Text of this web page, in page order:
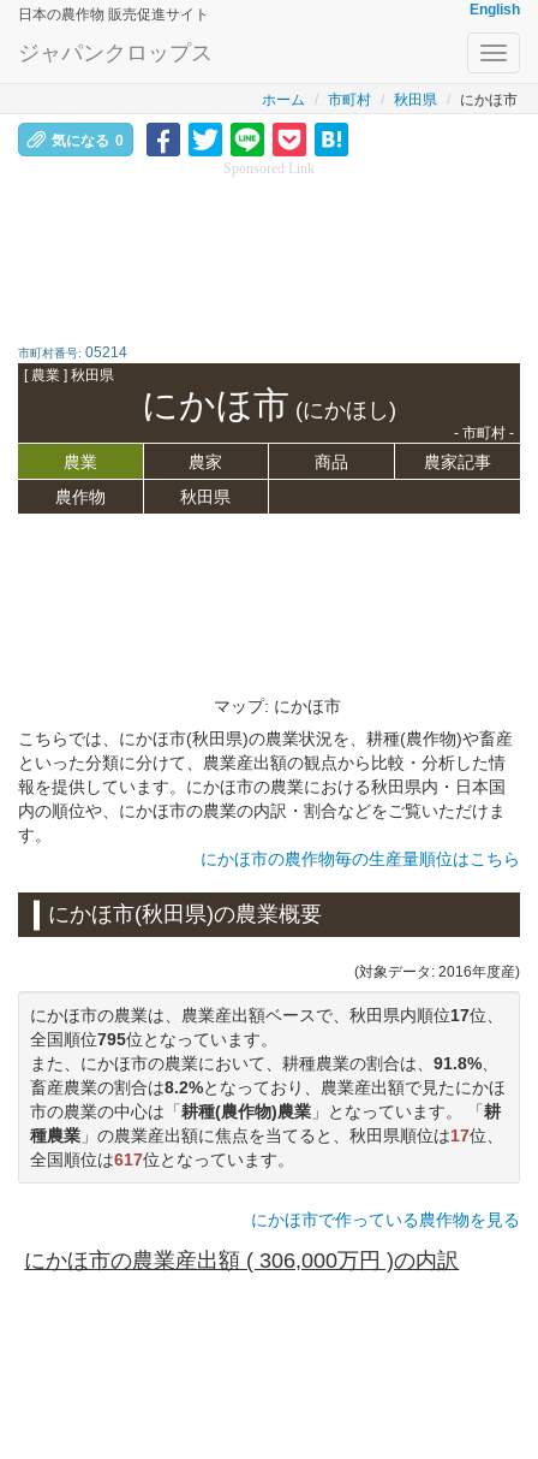
日本の農作物 販売促進サイト English
ジャパンクロップス
ホーム 市町村 秋田県 にかほ市
気になる 0
Sponsored Link
市町村番号: 05214
[ 農業 ] 秋田県
にかほ市 (にかほし)
- 市町村 -
農業 農家 商品
農家記事
農作物
秋田県
マップ: にかほ市
こちらでは、にかほ市(秋田県)の農業状況を、耕種(農作物)や畜産
といった分類に分けて、農業産出額の観点から比較・分析した情
報を提供しています。にかほ市の農業における秋田県内・日本国
内の順位や、にかほ市の農業の内訳・割合などをご覧いただけま
す。
にかほ市の農作物毎の生産量順位はこちら
にかほ市(秋田県)の農業概要
(対象データ: 2016年度産)
にかほ市の農業は、農業産出額ベースで、秋田県内順位17位、
全国順位795位となっています。
また、にかほ市の農業において、耕種農業の割合は、 91.8%
畜産農業の割合は8.2%となっており、農業産出額で見たにかほ
市の農業の中心は「耕種(農作物)農業 」となっています。 「耕
種農業 」の農業産出額に焦点を当てると、秋田県順位は17位、
全国順位は617位となっています。
にかほ市で作っている農作物を見る
にかほ市の農業産出額 ( 306,000万円 )の内訳